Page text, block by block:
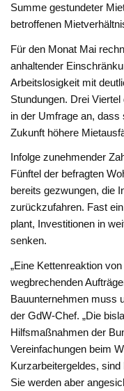
Summe gestundeter
betroffenen
Für den Monat Mai
anhaltender
Arbeitslosigkeit mit
Stundungen. Drei
in der Umfrage an,
Zukunft höhere
Infolge zunehmender
Fünftel der befragten
bereits gezwungen, die
zurückzufahren. Fast
plant, Investitionen in
senken.
„Eine Kettenreaktion
wegbrechenden
Bauunternehmen muss
der GdW-Chef. „Die
Hilfsmaßnahmen der
Vereinfachungen beim
Kurzarbeitergeldes,
Sie werden aber